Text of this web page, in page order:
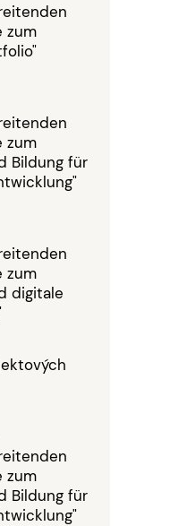
zum
zum
Bildung für
zum
digitale
zum
Bildung für